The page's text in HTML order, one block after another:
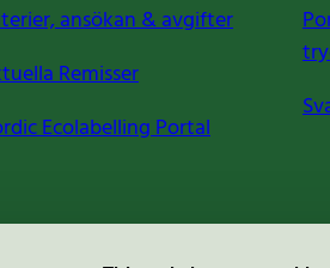
ansökan & avgifter
Remisser
Ecolabelling Portal
Sverige AB